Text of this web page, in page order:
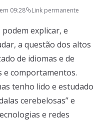
09:28 Link permanente
explicar, e
a questão dos altos
de idiomas e de
comportamentos.
tenho lido e estudado
cerebelosas” e
e redes